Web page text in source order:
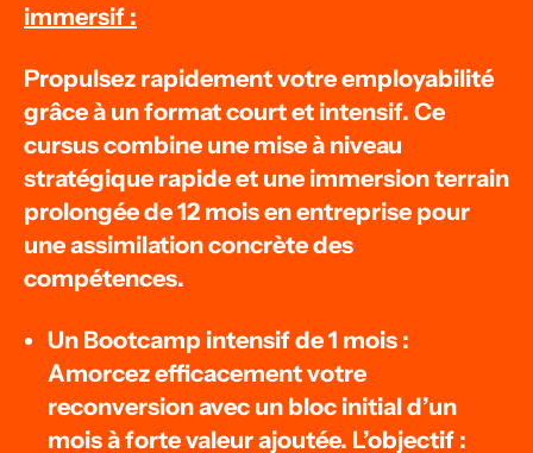
immersif :
Propulsez rapidement votre employabilité
grâce à un format court et intensif. Ce
cursus combine une mise à niveau
stratégique rapide et une immersion terrain
prolongée de 12 mois en entreprise pour
une assimilation concrète des
compétences.
Un Bootcamp intensif de 1 mois :
Amorcez efficacement votre
reconversion avec un bloc initial d’un
mois à forte valeur ajoutée. L’objectif :